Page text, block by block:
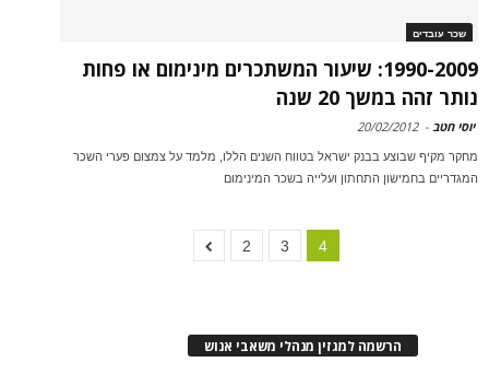
שכר עובדים
1990-2009: שיעור המשתכרים מינימום או פחות
נותר זהה במשך 20 שנה
יוסי חטב -
20/02/2012
מחקר מקיף שבוצע בבנק ישראל בטווח השנים הללו, מלמד על צמצום פערי השכר
המגדריים בחמישון התחתון ועלייה בשכר המינימום
2 3 4
הרשמה למגזין מנהלי משאבי אנוש